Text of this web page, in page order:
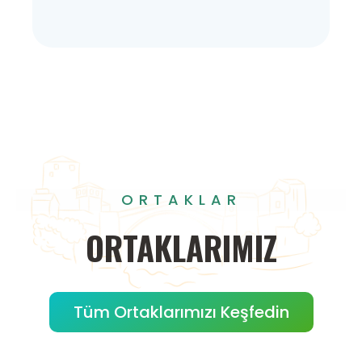
ORTAKLAR
ORTAKLARIMIZ
Tüm Ortaklarımızı Keşfedin